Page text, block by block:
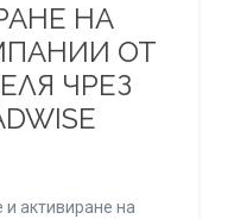
НА
ОТ
ЧРЕЗ
и активиране на